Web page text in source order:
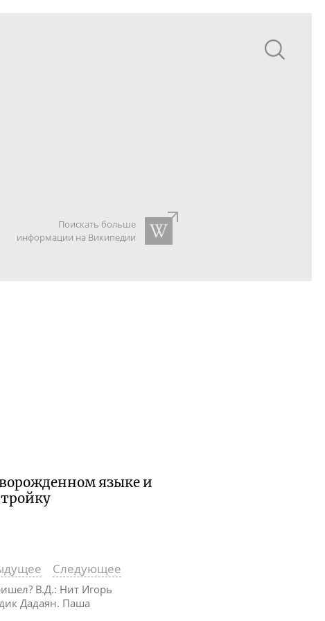
Поискать больше
информации на Википедии
языке и
Следующее
В.Д.: Нит Игорь
Дадаян. Паша